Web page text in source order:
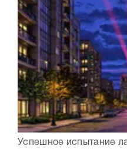
Успешное испытание